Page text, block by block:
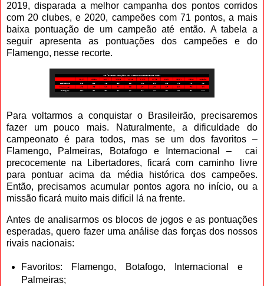
2019, disparada a melhor campanha dos pontos corridos
com 20 clubes, e 2020, campeões com 71 pontos, a mais
baixa pontuação de um campeão até então. A tabela a
seguir apresenta as pontuações dos campeões e do
Flamengo, nesse recorte.
Para voltarmos a conquistar o Brasileirão, precisaremos
fazer um pouco mais. Naturalmente, a dificuldade do
campeonato é para todos, mas se um dos favoritos –
Flamengo, Palmeiras, Botafogo e Internacional – cai
precocemente na Libertadores, ficará com caminho livre
para pontuar acima da média histórica dos campeões.
Então, precisamos acumular pontos agora no início, ou a
missão ficará muito mais difícil lá na frente.
Antes de analisarmos os blocos de jogos e as pontuações
esperadas, quero fazer uma análise das forças dos nossos
rivais nacionais:
Favoritos: Flamengo, Botafogo, Internacional e
Palmeiras;